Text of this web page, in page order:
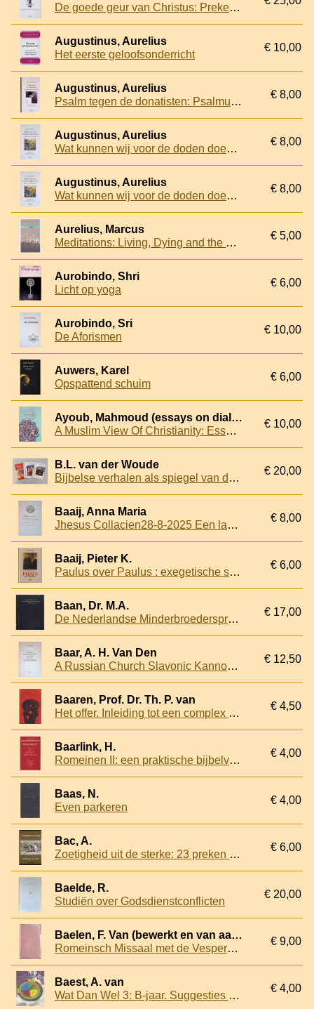
De goede geur van Christus: Preken over heiligen [Sermones de sanctis 273-299C]
Augustinus, Aurelius
Het eerste geloofsonderricht
€ 10,00
Augustinus, Aurelius
Psalm tegen de donatisten: Psalmus contra partem Donati
€ 8,00
Augustinus, Aurelius
Wat kunnen wij voor de doden doen? [De cura pro mortis gerenda]
€ 8,00
Augustinus, Aurelius
Wat kunnen wij voor de doden doen? [De cura pro mortis gerenda]
€ 8,00
Aurelius, Marcus
Meditations: Living, Dying and the Good Life
€ 5,00
Aurobindo, Shri
Licht op yoga
€ 6,00
Aurobindo, Sri
De Aforismen
€ 10,00
Auwers, Karel
Opspattend schuim
€ 6,00
Ayoub, Mahmoud (essays on dialogue) & Irfan A. Omar (editor)
A Muslim View Of Christianity: Essays on Dialogue
€ 10,00
B.L. van der Woude
Bijbelse verhalen als spiegel van de ziel (Deel 1 t/m 3)
€ 20,00
Baaij, Anna Maria
Jhesus Collacien28-8-2025 Een laatmiddeleeuwse prekenbundel uit de kringen der Tertiarissen311
€ 8,00
Baaij, Pieter K.
Paulus over Paulus : exegetische studie van Romeinen 7
€ 6,00
Baan, Dr. M.A.
De Nederlandse Minderbroedersprovincie sinds 1853. Sociologische verkenning van een religieuze groepering in verandering
€ 17,00
Baar, A. H. Van Den
A Russian Church Slavonic Kannonik (1331-1332): A Comparative Textual and Structural Study Including an Analysis of the Russian Computus (Scaliger 38B, Leyden University Library).
€ 12,50
Baaren, Prof. Dr. Th. P. van
Het offer. Inleiding tot een complex religieus verschijnsel
€ 4,50
Baarlink, H.
Romeinen II: een praktische bijbelverklaring
€ 4,00
Baas, N.
Even parkeren
€ 4,00
Bac, A.
Zoetigheid uit de sterke: 23 preken over Simson
€ 6,00
Baelde, R.
Studiën over Godsdienstconflicten
€ 20,00
Baelen, F. Van (bewerkt en van aantekeningen voorzien door)
Romeinsch Missaal met de Vespers van de Zondagen en voornaamste Feestdagen
€ 9,00
Baest, A. van
Wat Dan Wel 3: B-jaar. Suggesties voor vieringen met kinderen en jongeren
€ 4,00